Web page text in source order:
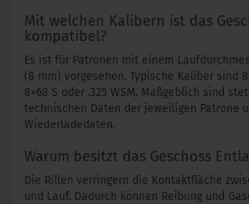
Mit welchen Kalibern ist das
kompatibel?
Es ist für Patronen mit einem
(8 mm) vorgesehen. Typische Kaliber sind
8×68 S oder .325 WSM. Maßgeblich sind
technischen Daten der jeweiligen Patrone
Wiederladedaten.
Warum besitzt das Geschoss
Die Rillen verringern die Kontaktfläche
und Lauf. Dadurch können Reibung und